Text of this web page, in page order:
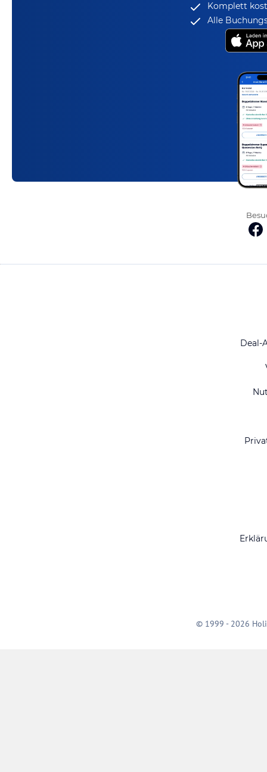
Komplett
Alle
Deal-
© 1999 - 2026